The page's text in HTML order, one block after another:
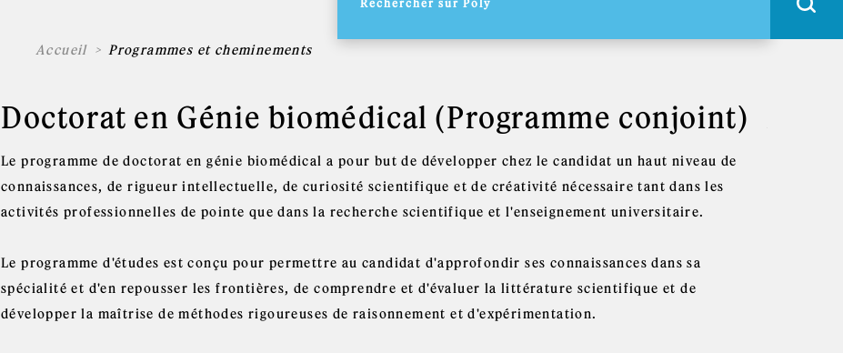
Accueil Programmes et cheminements
Doctorat en Génie biomédical (Programme conjoint)
Le programme de doctorat en génie biomédical a pour but de développer chez le candidat un haut niveau de
connaissances, de rigueur intellectuelle, de curiosité scientifique et de créativité nécessaire tant dans les
activités professionnelles de pointe que dans la recherche scientifique et l'enseignement universitaire.
Le programme d'études est conçu pour permettre au candidat d'approfondir ses connaissances dans sa
spécialité et d'en repousser les frontières, de comprendre et d'évaluer la littérature scientifique et de
développer la maîtrise de méthodes rigoureuses de raisonnement et d'expérimentation.